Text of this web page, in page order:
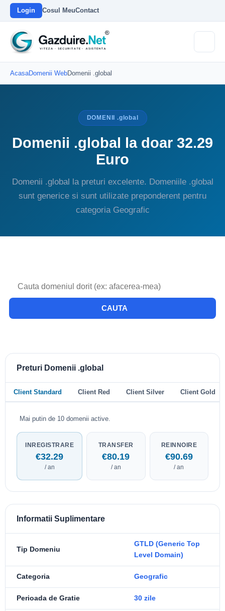
Login Cosul MeuContact
AcasaDomenii WebDomenii .global
DOMENII .global
Domenii .global la doar 32.29
Euro
Domenii .global la preturi excelente. Domeniile .global
sunt generice si sunt utilizate preponderent pentru
categoria Geografic
CAUTA
Preturi Domenii .global
Client Standard Client Red Client Silver Client Gold
Mai putin de 10 domenii active.
INREGISTRARE
€32.29
/ an
TRANSFER
€80.19
/ an
REINNOIRE
€90.69
/ an
Informatii Suplimentare
Tip Domeniu
GTLD (Generic Top
Level Domain)
Categoria Geografic
Perioada de Gratie 30 zile